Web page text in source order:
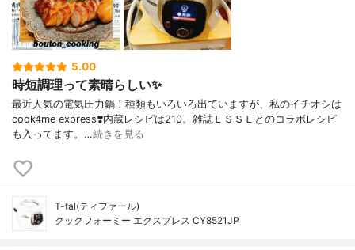
5.00
時短調理って素晴らしい✨
最近人気の電気圧力鍋！種類もいろいろ出ていますが、私のイチオシは
cook4me express❣️内蔵レシピは210。雑誌ＥＳＳＥとのコラボレシピ
も入ってます。…続きを見る
T-fal(ティファール)
クックフォーミー エクスプレス CY8521JP